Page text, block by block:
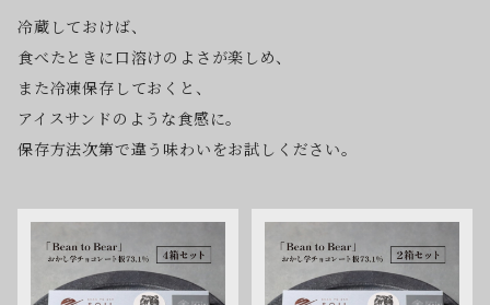
冷蔵しておけば、
食べたときに口溶けのよさが楽しめ、
また冷凍保存しておくと、
アイスサンドのような食感に。
保存方法次第で違う味わいをお試しください。